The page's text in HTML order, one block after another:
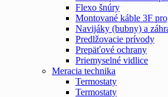
Flexo šnúry
Montované káble 3F
Navijáky (bubny) a
Predlžovacie prívody
Prepäťové ochrany
Priemyselné vidlice
Meracia technika
Termostaty
Termostaty